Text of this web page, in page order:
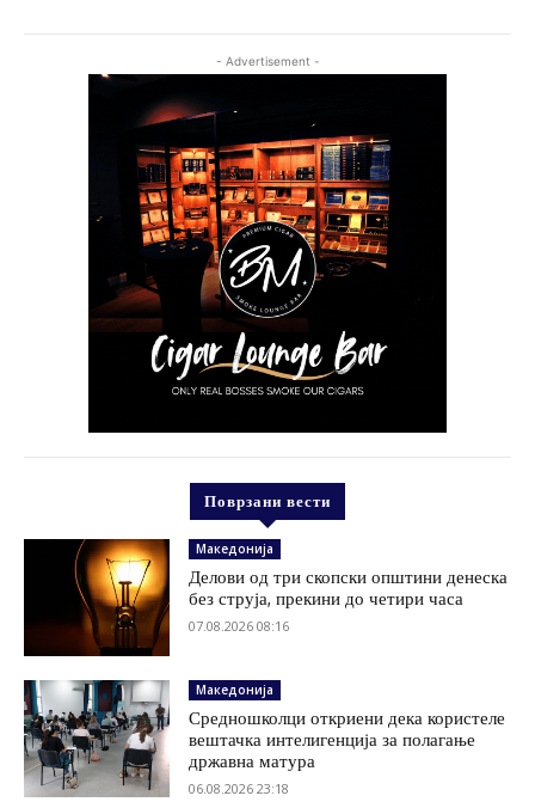
- Advertisement -
Поврзани вести
Македонија
Делови од три скопски општини денеска
без струја, прекини до четири часа
07.08.2026 08:16
Македонија
Средношколци откриени дека користеле
вештачка интелигенција за полагање
државна матура
06.08.2026 23:18